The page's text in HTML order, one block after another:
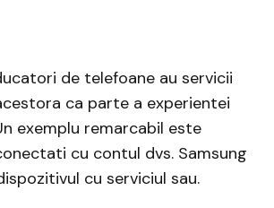
de telefoane au servicii
ca parte a experientei
exemplu remarcabil este
cu contul dvs. Samsung
cu serviciul sau.